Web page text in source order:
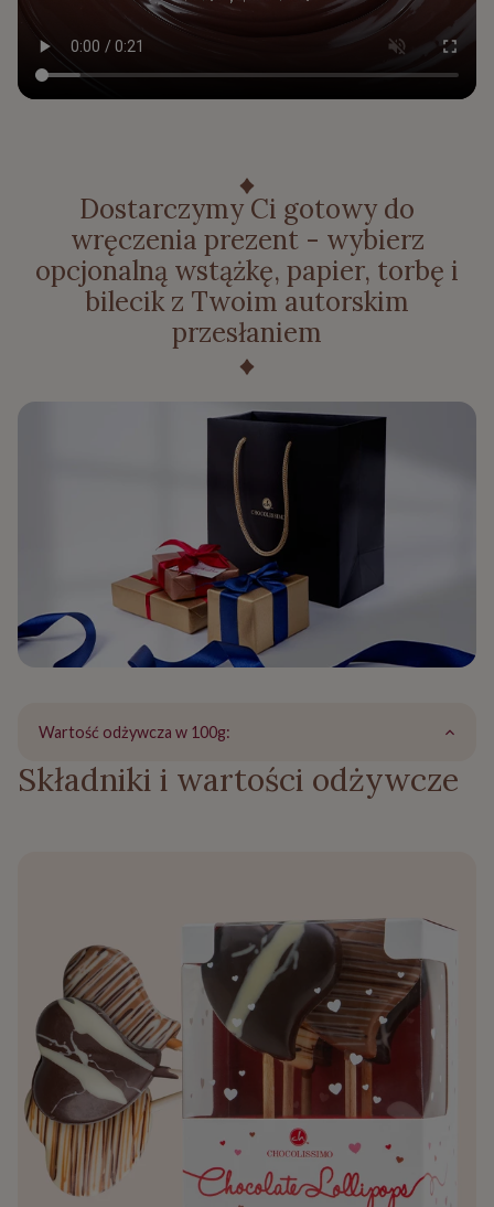
Dostarczymy Ci gotowy do
wręczenia prezent - wybierz
opcjonalną wstążkę, papier, torbę i
bilecik z Twoim autorskim
przesłaniem
Wartość odżywcza w 100g:
Składniki i wartości odżywcze